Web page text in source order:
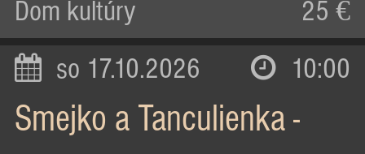
Dom kultúry 25 €
so 17.10.2026 10:00
Smejko a Tanculienka -